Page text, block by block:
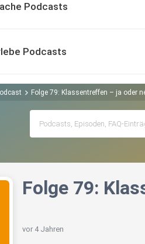
Podcasts
Podcasts
Folge 79: Klassentreffen – ja oder
Folge 79:
vor 4 Jahren